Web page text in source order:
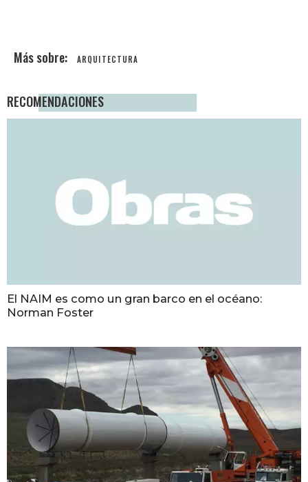
ARQUITECTURA
RECOMENDACIONES
El NAIM es como un gran barco en el océano:
Norman Foster